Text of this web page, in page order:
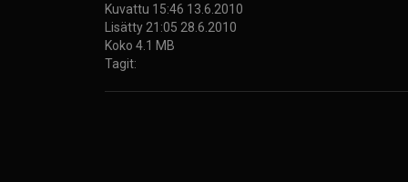
Kuvattu 15:46 13.6.2010
Lisätty 21:05 28.6.2010
Koko 4.1 MB
Tagit: